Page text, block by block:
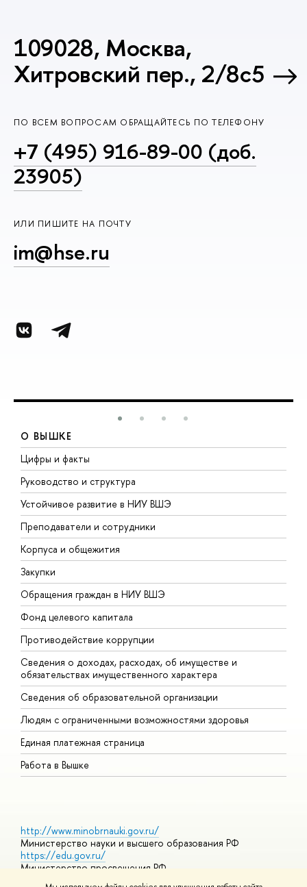
109028, Москва,
Хитровский пер., 2/8с5
ПО ВСЕМ ВОПРОСАМ ОБРАЩАЙТЕСЬ ПО ТЕЛЕФОНУ
+7 (495) 916-89-00 (доб.
23905)
ИЛИ ПИШИТЕ НА ПОЧТУ
im@hse.ru
О ВЫШКЕ
Цифры и факты
Руководство и структура
Устойчивое развитие в НИУ ВШЭ
Преподаватели и сотрудники
Корпуса и общежития
Закупки
Обращения граждан в НИУ ВШЭ
Фонд целевого капитала
Противодействие коррупции
Сведения о доходах, расходах, об имуществе и
обязательствах имущественного характера
Сведения об образовательной организации
Людям с ограниченными возможностями здоровья
Единая платежная страница
Работа в Вышке
http://www.minobrnauki.gov.ru/
Министерство науки и высшего образования РФ
https://edu.gov.ru/
Министерство просвещения РФ
https://elearning.hse.ru/mooc